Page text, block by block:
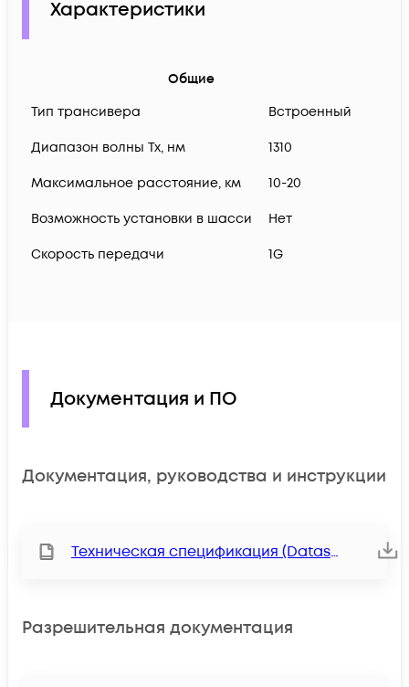
Характеристики
Общие
Тип трансивера
Встроенный
Диапазон волны Тх, нм 1310
Максимальное расстояние, км 10-20
Возможность установки в шасси Нет
Скорость передачи 1G
Документация и ПО
Документация, руководства и инструкции
Техническая спецификация (Datasheet)
Разрешительная документация